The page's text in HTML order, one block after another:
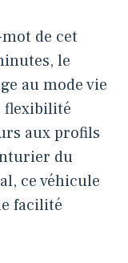
de cet
le
au mode vie
flexibilité
aux profils
du
ce véhicule
facilité